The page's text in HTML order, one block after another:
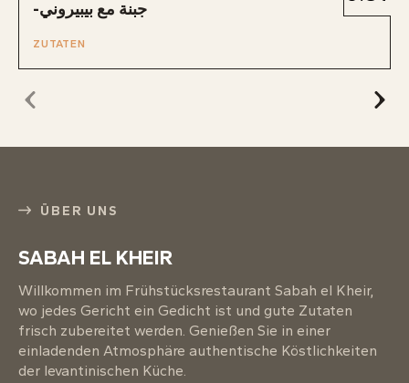
-جبنة مع بيبيروني
ZUTATEN
ÜBER UNS
SABAH EL KHEIR
Willkommen im Frühstücksrestaurant Sabah el Kheir,
wo jedes Gericht ein Gedicht ist und gute Zutaten
frisch zubereitet werden. Genießen Sie in einer
einladenden Atmosphäre authentische Köstlichkeiten
der levantinischen Küche.